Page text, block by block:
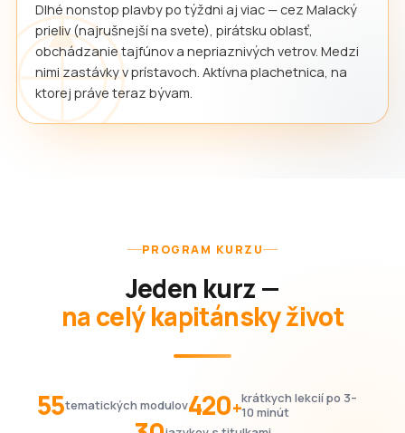
Dlhé nonstop plavby po týždni aj viac — cez Malacký
prieliv (najrušnejší na svete), pirátsku oblasť,
obchádzanie tajfúnov a nepriaznivých vetrov. Medzi
nimi zastávky v prístavoch. Aktívna plachetnica, na
ktorej práve teraz bývam.
PROGRAM KURZU
Jeden kurz —
na celý kapitánsky život
55tematických modulov420+krátkych lekcií po 3–
10 minút